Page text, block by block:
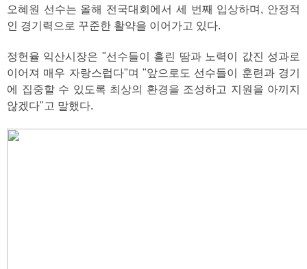
오혜원 선수는 올해 전국대회에서 세 번째 입상하며, 안정적
인 경기력으로 꾸준한 활약을 이어가고 있다.
정헌율 익산시장은 "선수들이 흘린 땀과 노력이 값진 성과로
이어져 매우 자랑스럽다"며 "앞으로도 선수들이 훈련과 경기
에 집중할 수 있도록 최상의 환경을 조성하고 지원을 아끼지
않겠다"고 말했다.